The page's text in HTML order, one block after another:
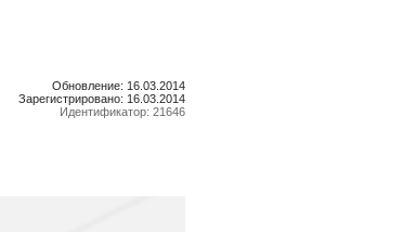
Обновление: 16.03.2014
Зарегистрировано: 16.03.2014
Идентификатор: 21646